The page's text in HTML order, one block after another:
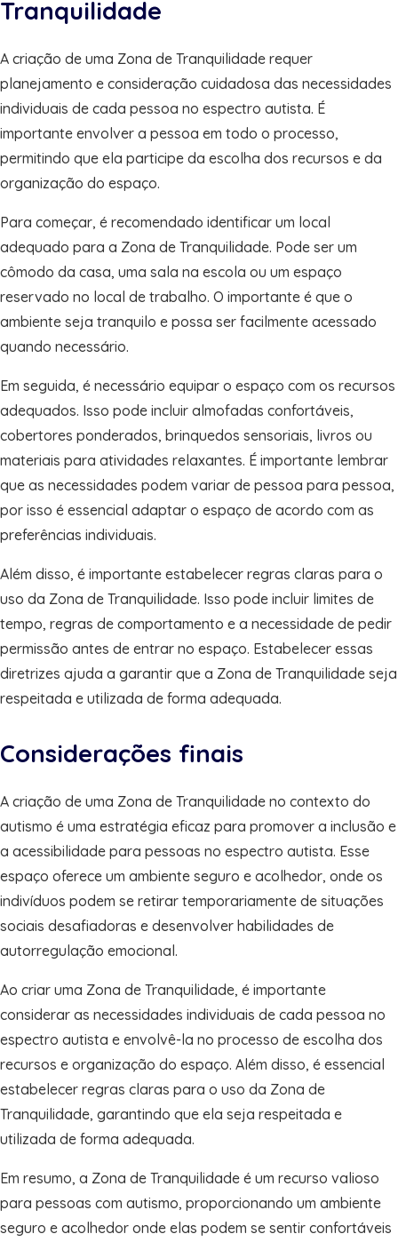
Tranquilidade
A criação de uma Zona de Tranquilidade requer
planejamento e consideração cuidadosa das necessidades
individuais de cada pessoa no espectro autista. É
importante envolver a pessoa em todo o processo,
permitindo que ela participe da escolha dos recursos e da
organização do espaço.
Para começar, é recomendado identificar um local
adequado para a Zona de Tranquilidade. Pode ser um
cômodo da casa, uma sala na escola ou um espaço
reservado no local de trabalho. O importante é que o
ambiente seja tranquilo e possa ser facilmente acessado
quando necessário.
Em seguida, é necessário equipar o espaço com os recursos
adequados. Isso pode incluir almofadas confortáveis,
cobertores ponderados, brinquedos sensoriais, livros ou
materiais para atividades relaxantes. É importante lembrar
que as necessidades podem variar de pessoa para pessoa,
por isso é essencial adaptar o espaço de acordo com as
preferências individuais.
Além disso, é importante estabelecer regras claras para o
uso da Zona de Tranquilidade. Isso pode incluir limites de
tempo, regras de comportamento e a necessidade de pedir
permissão antes de entrar no espaço. Estabelecer essas
diretrizes ajuda a garantir que a Zona de Tranquilidade seja
respeitada e utilizada de forma adequada.
Considerações finais
A criação de uma Zona de Tranquilidade no contexto do
autismo é uma estratégia eficaz para promover a inclusão e
a acessibilidade para pessoas no espectro autista. Esse
espaço oferece um ambiente seguro e acolhedor, onde os
indivíduos podem se retirar temporariamente de situações
sociais desafiadoras e desenvolver habilidades de
autorregulação emocional.
Ao criar uma Zona de Tranquilidade, é importante
considerar as necessidades individuais de cada pessoa no
espectro autista e envolvê-la no processo de escolha dos
recursos e organização do espaço. Além disso, é essencial
estabelecer regras claras para o uso da Zona de
Tranquilidade, garantindo que ela seja respeitada e
utilizada de forma adequada.
Em resumo, a Zona de Tranquilidade é um recurso valioso
para pessoas com autismo, proporcionando um ambiente
seguro e acolhedor onde elas podem se sentir confortáveis